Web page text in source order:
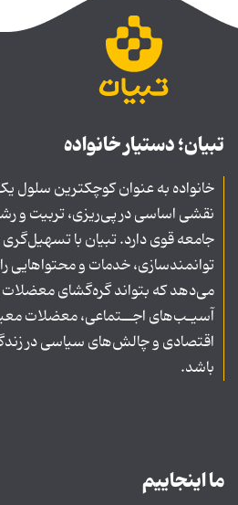
تبیان؛ دستیار خانواده
خانواده به عنوان کوچکترین سلول
نقشی اساسی در پی‌ریزی، تربیت و
جامعه قوی دارد. تبیان با
توانمندسازی، خدمات و محتواهایی را
می‌دهد که بتواند گره‌گشای
آسیـب‌های اجــتماعی، معضلات
اقتصادی و چالش‌های سیاسی در
باشد.
ما اینجاییم